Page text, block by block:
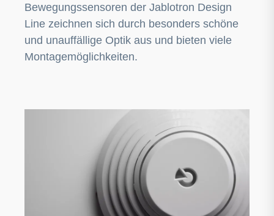
Bewegungssensoren der Jablotron Design
Line zeichnen sich durch besonders schöne
und unauffällige Optik aus und bieten viele
Montagemöglichkeiten.